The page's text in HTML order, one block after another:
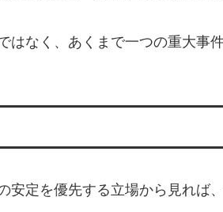
はなく、あくまで一つの重大
定を優先する立場から見れば